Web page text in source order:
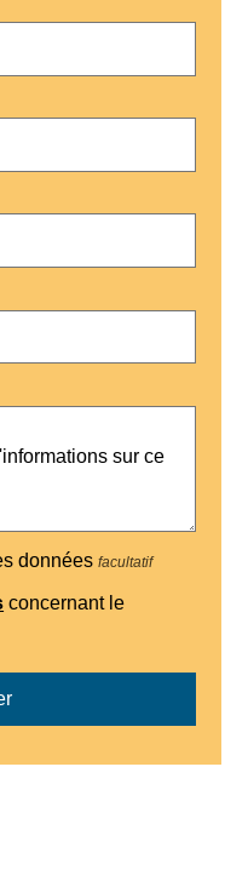
donnéesfacultatif
concernant le